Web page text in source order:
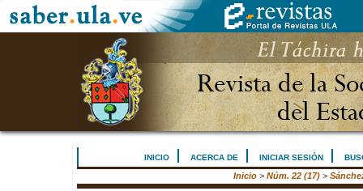
INICIO ACERCA DE INICIAR SESIÓN
Inicio > Núm. 22 (17) >